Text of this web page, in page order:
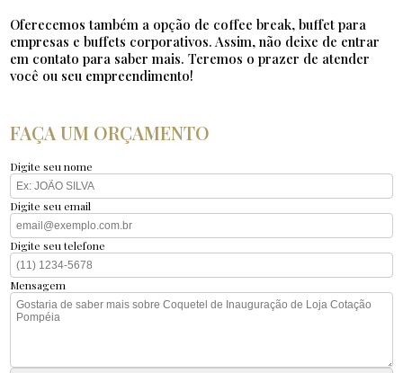
Oferecemos também a opção de coffee break, buffet para
empresas e buffets corporativos. Assim, não deixe de entrar
em contato para saber mais. Teremos o prazer de atender
você ou seu empreendimento!
FAÇA UM ORÇAMENTO
Digite seu nome
Digite seu email
Digite seu telefone
Mensagem